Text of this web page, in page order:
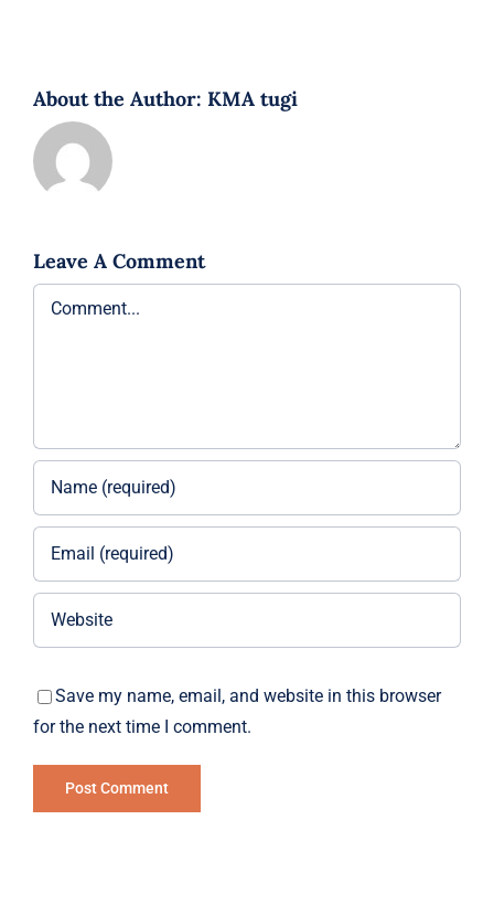
About the Author: KMA tugi
Leave A Comment
Comment
Save my name, email, and website in this browser
for the next time I comment.